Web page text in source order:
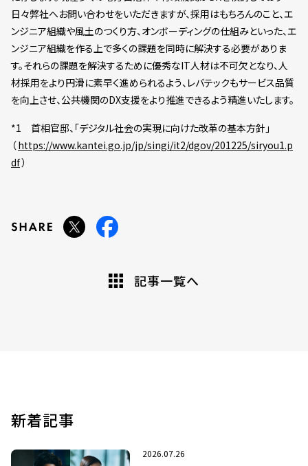
日々弊社へお問い合わせをいただきますが、採用はもちろんのこと、エ
ンジニア組織や風土のつくり方、オンボーディングの仕組みといった、エ
ンジニア組織を作る上で多くの課題を同時に解決する必要がありま
す。それらの課題を解決するために優秀なIT人材は不可欠となり、人
材採用をより円滑に素早く進められるよう、レバテックもサービス品質
を向上させ、公共機関のDX支援をより推進できるよう精進いたします。
*1 首相官邸、「デジタル社会の実現に向けた改革の基本方針」
（https://www.kantei.go.jp/jp/singi/it2/dgov/201225/siryou1.p
df）
記事一覧へ
新着記事
2026.07.26